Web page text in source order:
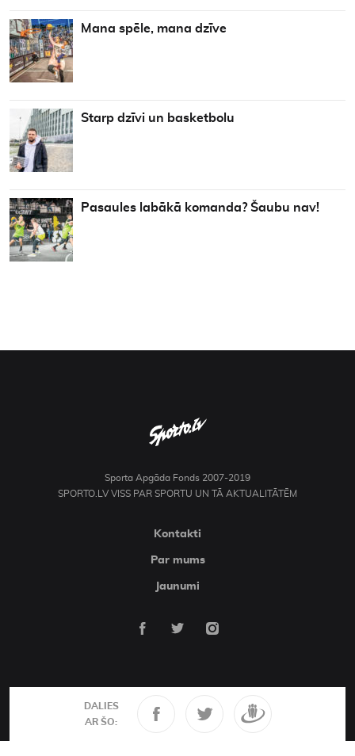
DALIES
AR ŠO:
Mana spēle, mana dzīve
Starp dzīvi un basketbolu
Pasaules labākā komanda? Šaubu nav!
Sporta Apgāda Fonds 2007-2019
SPORTO.LV VISS PAR SPORTU UN TĀ AKTUALITĀTĒM
Kontakti
Par mums
Jaunumi